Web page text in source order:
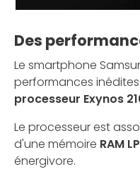
Des
Le smartphone
performances
processeur Exynos
Le processeur est
d'une mémoire RAM
énergivore.